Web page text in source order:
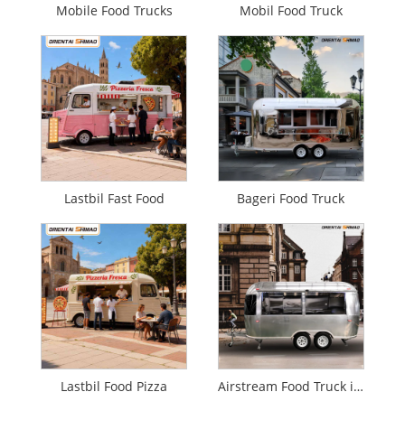
Mobile Food Trucks Mobil Food Truck
Lastbil Fast Food Bageri Food Truck
Lastbil Food Pizza Airstream Food Truck i aluminium